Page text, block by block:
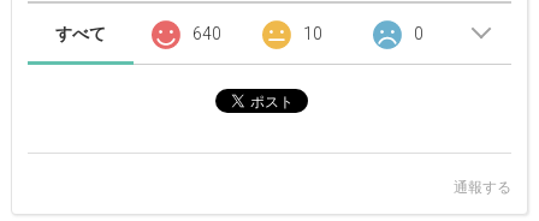
すべて 640 10 0
通報する